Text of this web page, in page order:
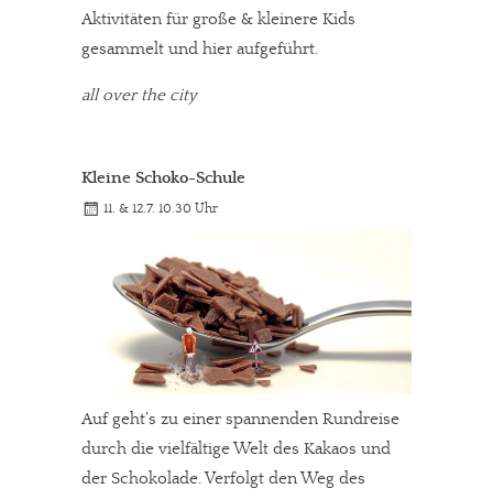
Aktivitäten für große & kleinere Kids
gesammelt und hier aufgeführt.
all over the city
Kleine Schoko-Schule
11. & 12.7. 10.30 Uhr
Auf geht’s zu einer spannenden Rundreise
durch die vielfältige Welt des Kakaos und
der Schokolade. Verfolgt den Weg des